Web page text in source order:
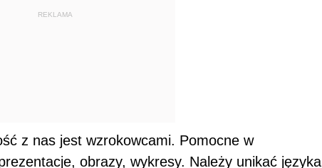
REKLAMA
z nas jest wzrokowcami. Pomocne w
obrazy, wykresy. Należy unikać języka